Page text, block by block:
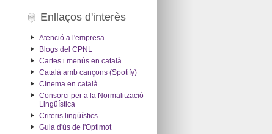
Enllaços d'interès
Atenció a l'empresa
Blogs del CPNL
Cartes i menús en català
Català amb cançons (Spotify)
Cinema en català
Consorci per a la Normalització
Lingüística
Criteris lingüístics
Guia d'ús de l'Optimot